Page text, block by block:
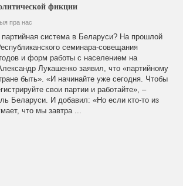
фикции
пра нас
партийная система в Беларуси? На прошлой
семинара-совещания
и форм работы с населением на
Лукашенко заявил, что «партийному
быть». «И начинайте уже сегодня. Чтобы
свои партии и работайте», –
Беларуси. И добавил: «Но если кто-то из
что мы завтра ...